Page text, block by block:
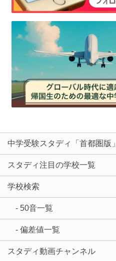
中学受験スタディ「首都圏版」
スタディ注目の学校一覧
学校検索
- 50音一覧
- 偏差値一覧
スタディ動画チャンネル